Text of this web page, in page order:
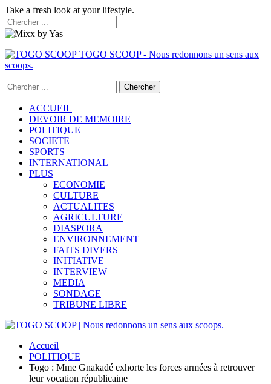
Take a fresh look at your lifestyle.
TOGO SCOOP - Nous redonnons un sens aux
scoops.
ACCUEIL
DEVOIR DE MEMOIRE
POLITIQUE
SOCIETE
SPORTS
INTERNATIONAL
PLUS
ECONOMIE
CULTURE
ACTUALITES
AGRICULTURE
DIASPORA
ENVIRONNEMENT
FAITS DIVERS
INITIATIVE
INTERVIEW
MEDIA
SONDAGE
TRIBUNE LIBRE
Accueil
POLITIQUE
Togo : Mme Gnakadé exhorte les forces armées à retrouver
leur vocation républicaine